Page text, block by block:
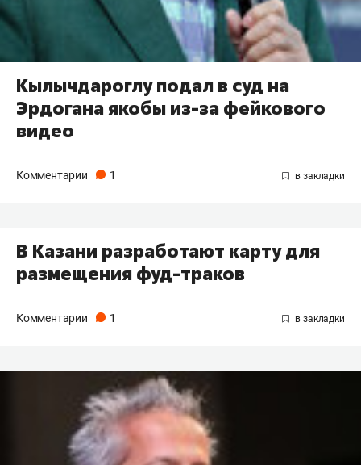
Кылычдароглу подал в суд на
Эрдогана якобы из-за фейкового
видео
Комментарии 1
В Казани разработают карту для
размещения фуд-траков
Комментарии 1